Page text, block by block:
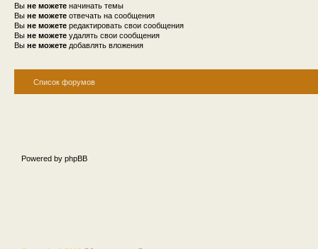
Вы не можете начинать темы
Вы не можете отвечать на сообщения
Вы не можете редактировать свои сообщения
Вы не можете удалять свои сообщения
Вы не можете добавлять вложения
Список форумов
Powered by phpBB